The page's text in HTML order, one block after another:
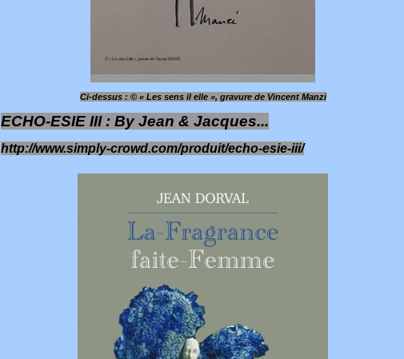
Ci-dessus : © « Les sens il elle », gravure de Vincent Manzi
ECHO-ESIE III : By Jean & Jacques...
http://www.simply-crowd.com/produit/echo-esie-iii/